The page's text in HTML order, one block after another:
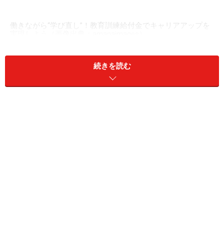
働きながら“学び直し”！教育訓練給付金でキャリアアップを
スキルアップを目指し、教育訓練給付金を
続きを読む